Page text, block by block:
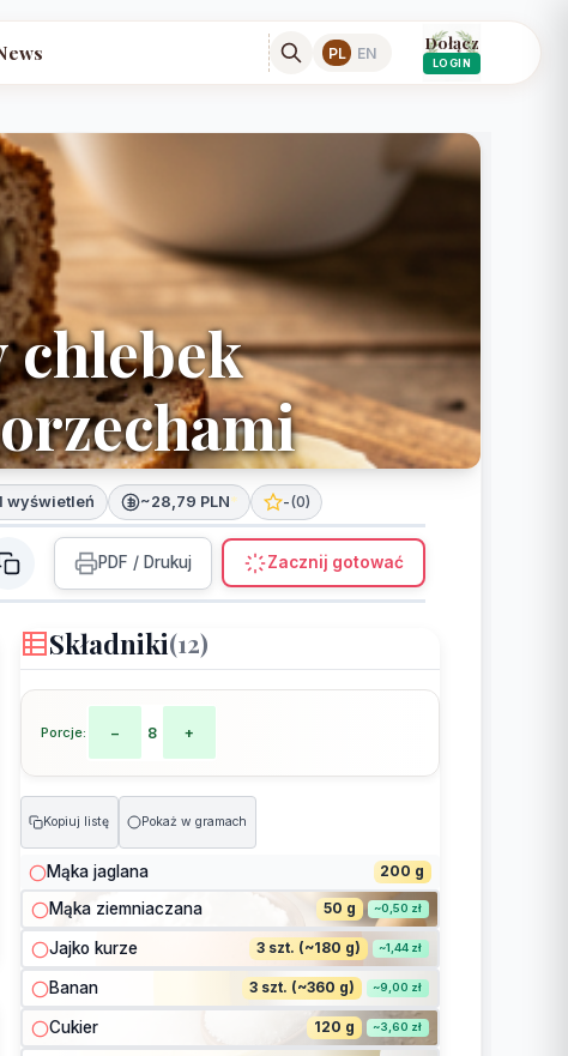
PL EN
Dołącz
LOGIN
chlebek
wyświetleń ~28,79 PLN* -(0)
PDF / Drukuj Zacznij gotować
Składniki(12)
Porcje: − 8 +
Kopiuj listę Pokaż w gramach
Mąka jaglana 200 g
Mąka ziemniaczana 50 g ~0,50 zł
Jajko kurze 3 szt. (~180 g) ~1,44 zł
Banan 3 szt. (~360 g) ~9,00 zł
Cukier 120 g ~3,60 zł